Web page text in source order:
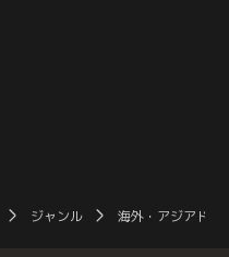
ジャンル 海外・アジアドラ